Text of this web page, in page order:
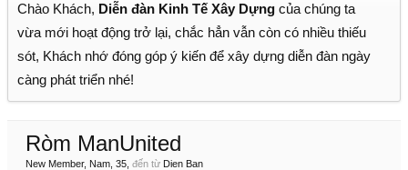
Chào Khách, Diễn đàn Kinh Tế Xây Dựng của chúng ta
vừa mới hoạt động trở lại, chắc hẳn vẫn còn có nhiều thiếu
sót, Khách nhớ đóng góp ý kiến để xây dựng diễn đàn ngày
càng phát triển nhé!
Ròm ManUnited
New Member, Nam, 35, đến từ Dien Ban